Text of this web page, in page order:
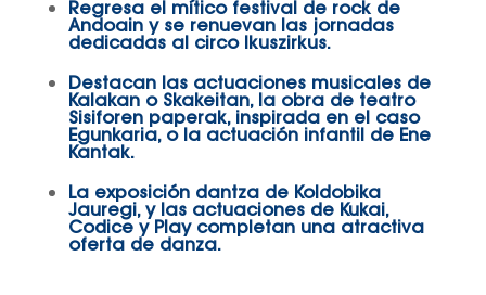
Regresa el mítico festival de rock de
Andoain y se renuevan las jornadas
dedicadas al circo Ikuszirkus.
Destacan las actuaciones musicales de
Kalakan o Skakeitan, la obra de teatro
Sisiforen paperak, inspirada en el caso
Egunkaria, o la actuación infantil de Ene
Kantak.
La exposición dantza de Koldobika
Jauregi, y las actuaciones de Kukai,
Codice y Play completan una atractiva
oferta de danza.